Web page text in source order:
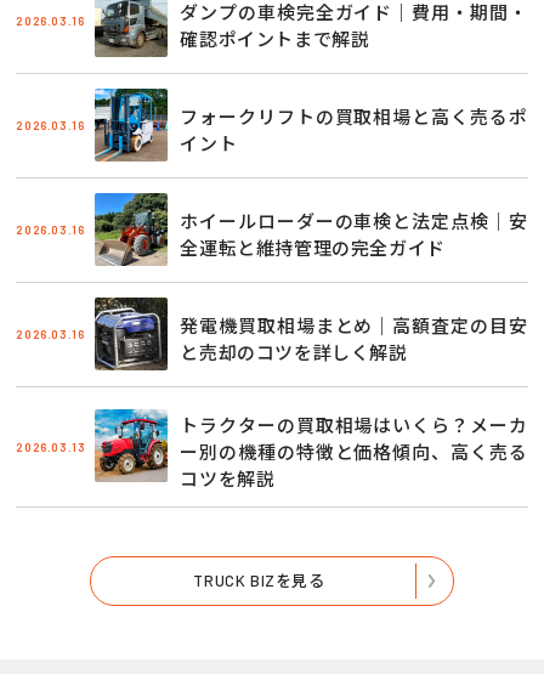
2026.03.16
ダンプの車検完全ガイド｜費用・期間・
確認ポイントまで解説
2026.03.16
フォークリフトの買取相場と高く売るポ
イント
2026.03.16
ホイールローダーの車検と法定点検｜安
全運転と維持管理の完全ガイド
2026.03.16
発電機買取相場まとめ｜高額査定の目安
と売却のコツを詳しく解説
2026.03.13
トラクターの買取相場はいくら？メーカ
ー別の機種の特徴と価格傾向、高く売る
コツを解説
TRUCK BIZを見る